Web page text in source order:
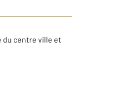
du centre ville et